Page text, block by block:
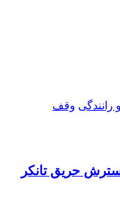
رانندگی وقف
حریق تانکر